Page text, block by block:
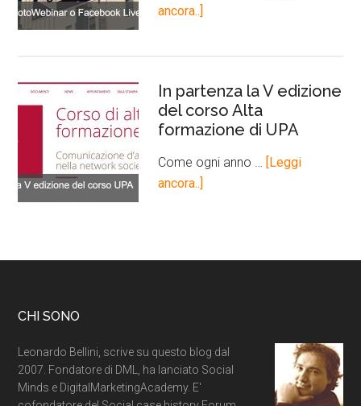
ancora..]
In partenza la V edizione
del corso Alta
formazione di UPA
Come ogni anno …
[Leggi
ancora..]
CHI SONO
Leonardo Bellini, scrive su questo blog dal
2007. Fondatore di DML, ha lanciato Social
Minds e DigitalMarketingAcademy. E'